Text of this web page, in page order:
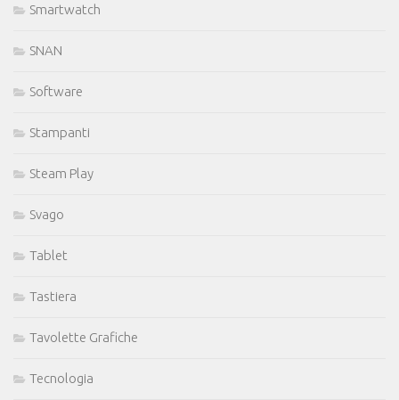
Smartwatch
SNAN
Software
Stampanti
Steam Play
Svago
Tablet
Tastiera
Tavolette Grafiche
Tecnologia